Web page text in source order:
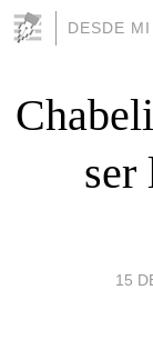
DESDE
ser
15